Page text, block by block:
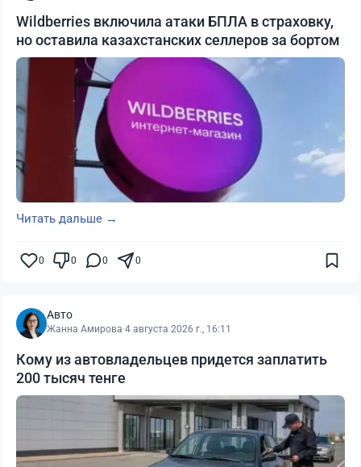
Wildberries включила атаки БПЛА в страховку,
но оставила казахстанских селлеров за бортом
Читать дальше →
0 0 0 0
Авто
Жанна Амирова·4 августа 2026 г., 16:11
Кому из автовладельцев придется заплатить
200 тысяч тенге